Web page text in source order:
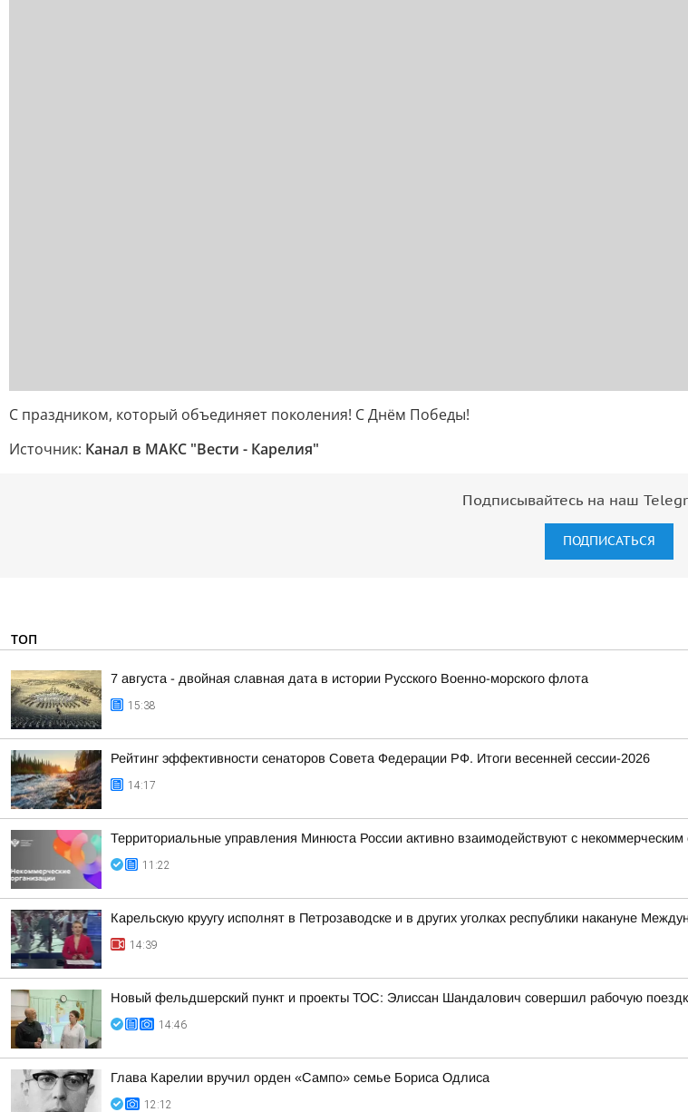
С праздником, который объединяет поколения! С Днём Победы!
Источник: Канал в МАКС "Вести - Карелия"
Подписывайтесь на наш
ПОДПИСАТЬСЯ
ТОП
7 августа - двойная славная дата в истории Русского Военно-морского флота
15:38
Рейтинг эффективности сенаторов Совета Федерации РФ. Итоги весенней сессии-2026
14:17
Территориальные управления Минюста России активно взаимодействуют с некоммерческим
11:22
Карельскую круугу исполнят в Петрозаводске и в других уголках республики накануне
14:39
Новый фельдшерский пункт и проекты ТОС: Элиссан Шандалович совершил рабочую
14:46
Глава Карелии вручил орден «Сампо» семье Бориса Одлиса
12:12